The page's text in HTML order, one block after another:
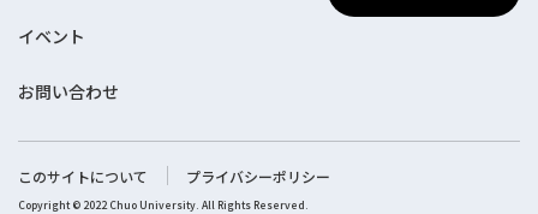
イベント
お問い合わせ
このサイトについて プライバシーポリシー
Copyright © 2022 Chuo University. All Rights Reserved.